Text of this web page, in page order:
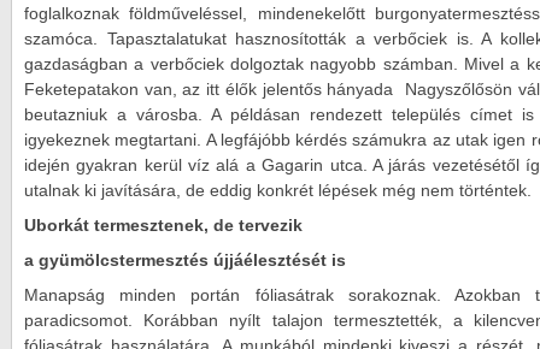
foglalkoznak földműveléssel, mindenekelőtt
szamóca. Tapasztalatukat hasznosították a verbőciek is. A
gazdaságban a verbőciek dolgoztak nagyobb számban. Mivel a
Feketepatakon van, az itt élők jelentős hányada Nagyszőlősön
beutazniuk a városba. A példásan rendezett település címet
igyekeznek megtartani. A legfájóbb kérdés számukra az utak igen
idején gyakran kerül víz alá a Gagarin utca. A járás vezetésétől
utalnak ki javítására, de eddig konkrét lépések még nem történtek.
Uborkát termesztenek, de tervezik
a gyümölcstermesztés újjáélesztését is
Manapság minden portán fóliasátrak sorakoznak.
paradicsomot. Korábban nyílt talajon termesztették, a